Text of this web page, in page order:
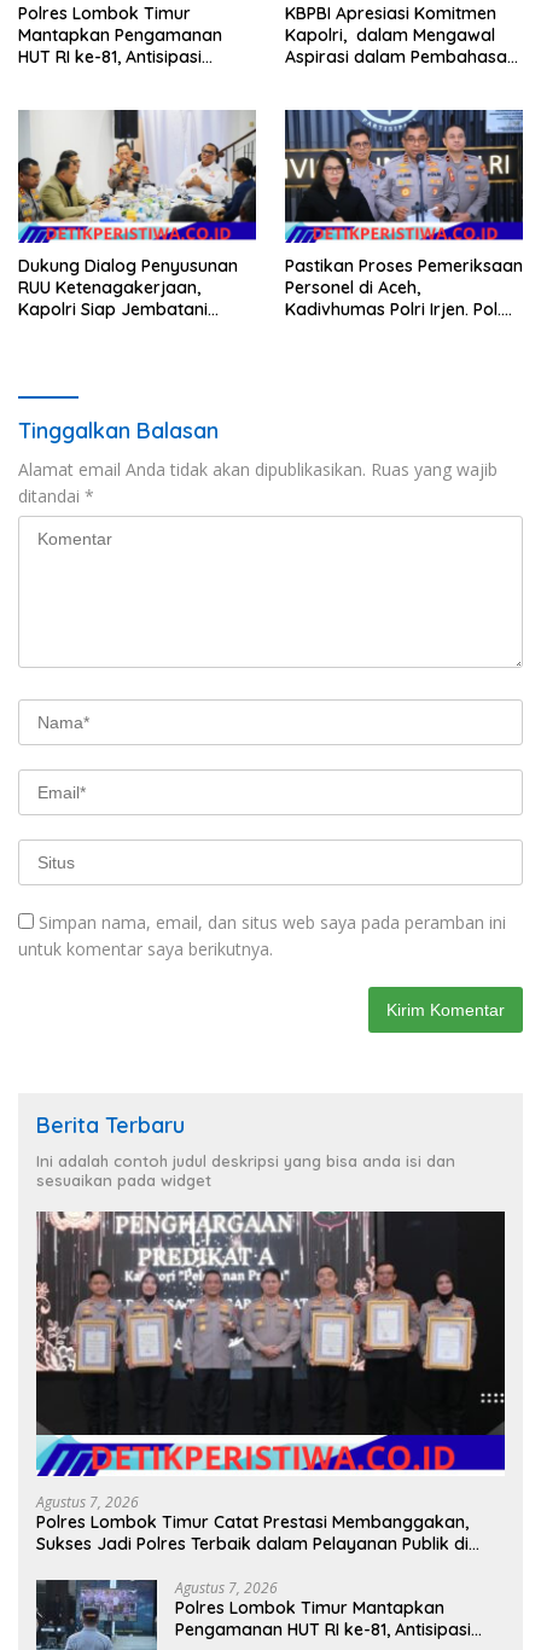
Polres Lombok Timur
Mantapkan Pengamanan
HUT RI ke-81, Antisipasi
KBPBI Apresiasi Komitmen
Kapolri, dalam Mengawal
Aspirasi dalam Pembahasan
Dukung Dialog Penyusunan
RUU Ketenagakerjaan,
Kapolri Siap Jembatani
Pastikan Proses Pemeriksaan
Personel di Aceh,
Kadivhumas Polri Irjen. Pol.
Tinggalkan Balasan
Alamat email Anda tidak akan dipublikasikan. Ruas yang wajib
ditandai *
Simpan nama, email, dan situs web saya pada peramban ini
untuk komentar saya berikutnya.
Berita Terbaru
Ini adalah contoh judul deskripsi yang bisa anda isi dan
sesuaikan pada widget
Agustus 7, 2026
Polres Lombok Timur Catat Prestasi Membanggakan,
Sukses Jadi Polres Terbaik dalam Pelayanan Publik di
Agustus 7, 2026
Polres Lombok Timur Mantapkan
Pengamanan HUT RI ke-81, Antisipasi